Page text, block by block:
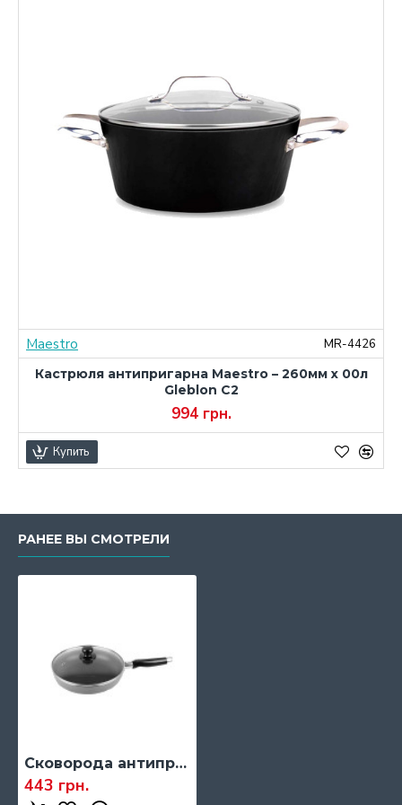
Maestro
MR-4426
Кастрюля антипригарна Maestro – 260мм x 00л
Gleblon C2
994 грн.
Купить
РАНЕЕ ВЫ СМОТРЕЛИ
Сковорода антипригарная Rainbow, 220 мм.
443 грн.